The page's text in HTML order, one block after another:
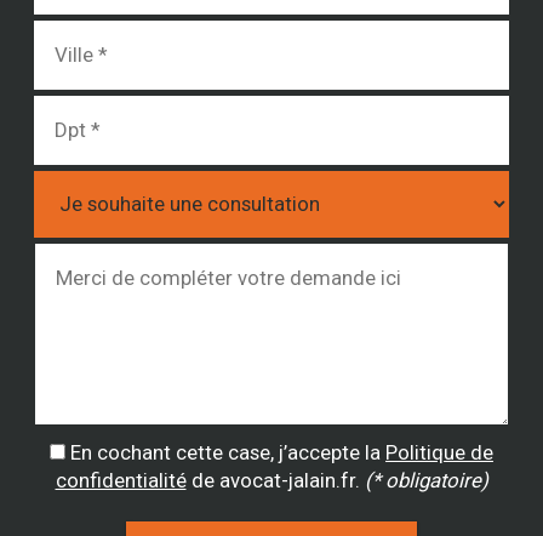
En cochant cette case, j’accepte la Politique de
confidentialitéde avocat-jalain.fr. (* obligatoire)